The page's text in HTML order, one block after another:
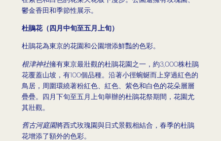
鬱金香田和季節性展示。
杜鵑花（四月中旬至五月上旬）
杜鵑花為東京的花園和公園增添鮮豔的色彩。
根津神社擁有東京最壯觀的杜鵑花園之一，約3,000株杜鵑
花覆蓋山坡，有100個品種。沿著小徑蜿蜒而上穿過紅色的
鳥居，周圍環繞著粉紅色、紅色、紫色和白色的花朵層層
疊疊。四月下旬至五月上旬舉辦的杜鵑花祭期間，花園尤
其壯觀。
舊古河庭園將西式玫瑰園與日式景觀相結合，春季的杜鵑
花增添了額外的色彩。